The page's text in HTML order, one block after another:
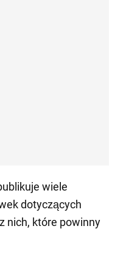
wiele
dotyczących
nich, które powinny